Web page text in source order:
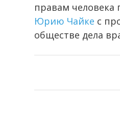
правам человека
Юрию Чайке с
обществе дела